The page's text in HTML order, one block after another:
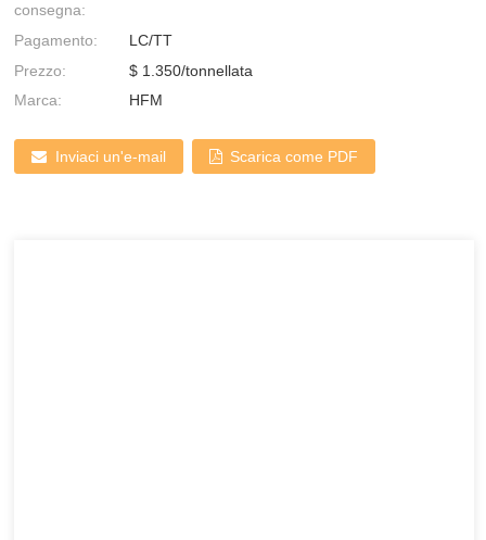
consegna:
Pagamento:
LC/TT
Prezzo:
$ 1.350/tonnellata
Marca:
HFM
Inviaci un'e-mail Scarica come PDF